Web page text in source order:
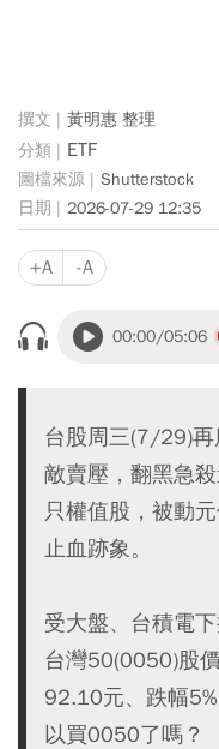
黃明惠 整理
ETF
Shutterstock
2026-07-29 12:35
+A -A
00:00/05:06
台股周三(7/29)
敵賣壓，翻黑急
只權值股，被動
止血跡象。
受大盤、台積電
台灣50(0050)股
92.10元、跌幅
以買0050了嗎？